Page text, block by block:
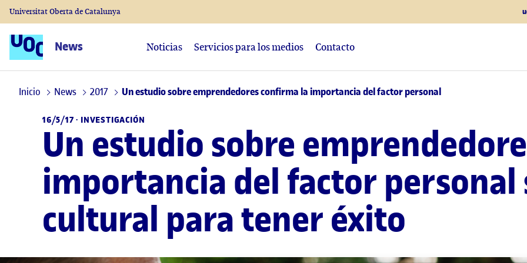
News Noticias Servicios para los medios Contacto
Universitat Oberta de Catalunya
Inicio News 2017 Un estudio sobre emprendedores confirma la importancia del factor personal
16/5/17 · INVESTIGACIÓN
Un estudio sobre
importancia del factor personal
cultural para tener éxito